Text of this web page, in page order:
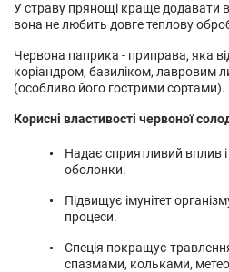
У страву прянощі краще додавати в
вона не любить довге теплову
Червона паприка - приправа, яка
коріандром, базиліком, лавровим
(особливо його гострими сортами).
Корисні властивості червоної
Надає сприятливий вплив
оболонки.
Підвищує імунітет
процеси.
Спеція покращує
спазмами, кольками,